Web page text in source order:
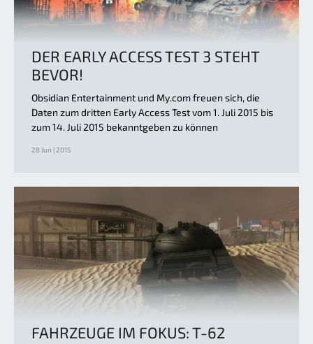
DER EARLY ACCESS TEST 3 STEHT
BEVOR!
Obsidian Entertainment und My.com freuen sich, die
Daten zum dritten Early Access Test vom 1. Juli 2015 bis
zum 14. Juli 2015 bekanntgeben zu können
28 Jun | 2015
FAHRZEUGE IM FOKUS: T-62